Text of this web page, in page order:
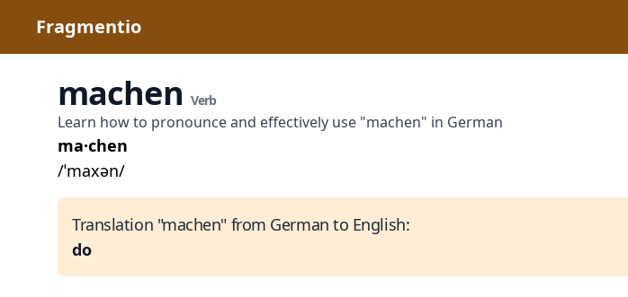
Fragmentio
machen Verb
Learn how to pronounce and effectively use "machen" in German
ma·chen
/ˈmaxən/
Translation "machen" from German to English:
do